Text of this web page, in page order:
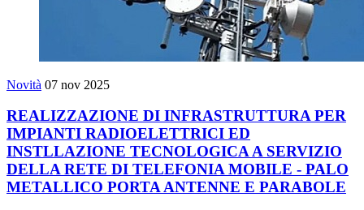
Novità 07 nov 2025
REALIZZAZIONE DI INFRASTRUTTURA PER
IMPIANTI RADIOELETTRICI ED
INSTLLAZIONE TECNOLOGICA A SERVIZIO
DELLA RETE DI TELEFONIA MOBILE - PALO
METALLICO PORTA ANTENNE E PARABOLE